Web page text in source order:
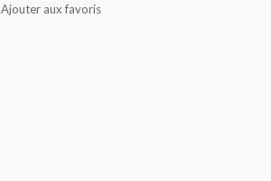
Ajouter aux favoris